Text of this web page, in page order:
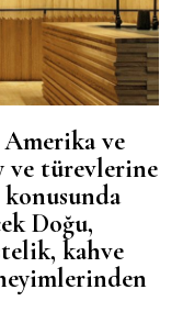
Amerika ve
ve türevlerine
Doğu,
kahve